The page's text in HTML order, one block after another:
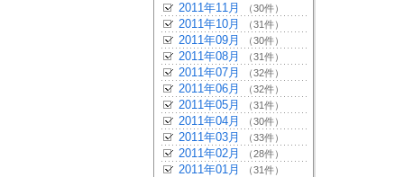
2011年11月 （30件）
2011年10月 （31件）
2011年09月 （30件）
2011年08月 （31件）
2011年07月 （32件）
2011年06月 （32件）
2011年05月 （31件）
2011年04月 （30件）
2011年03月 （33件）
2011年02月 （28件）
2011年01月 （31件）